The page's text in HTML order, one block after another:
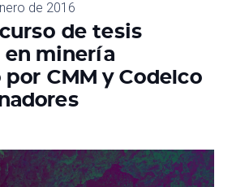
de 2016
de tesis
minería
CMM y Codelco